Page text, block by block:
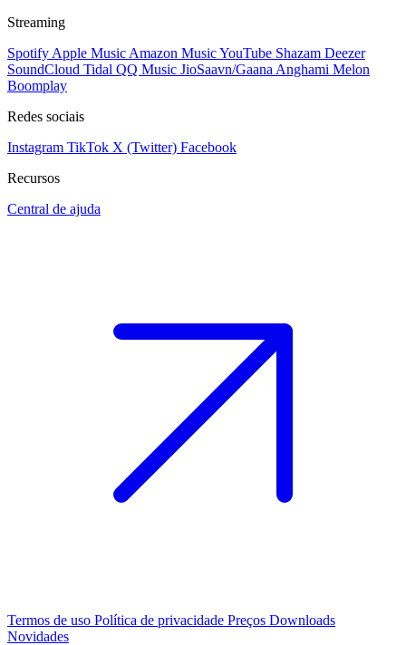
Streaming
Spotify Apple Music Amazon MusicYouTube Shazam Deezer
SoundCloud Tidal QQ Music JioSaavn/Gaana Anghami Melon
Boomplay
Redes sociais
Instagram TikTok X (Twitter) Facebook
Recursos
Central de ajuda
Termos de uso Política de privacidade Preços Downloads
Novidades